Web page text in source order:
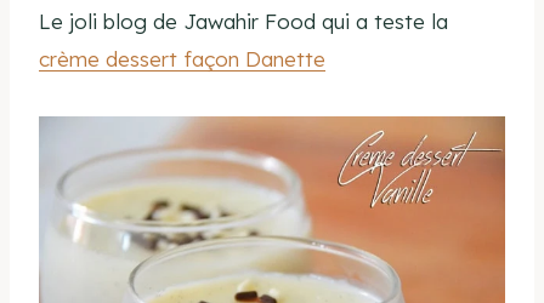
Le joli blog de Jawahir Food qui a teste la
crème dessert façon Danette